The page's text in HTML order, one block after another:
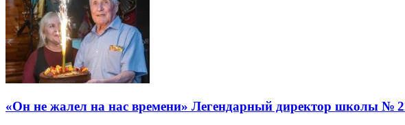
«Он не жалел на нас времени» Легендарный директор школы №